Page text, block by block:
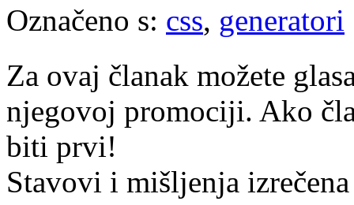
Označeno s: css, generatori
Za ovaj članak možete
njegovoj promociji. Ako
biti prvi!
Stavovi i mišljenja